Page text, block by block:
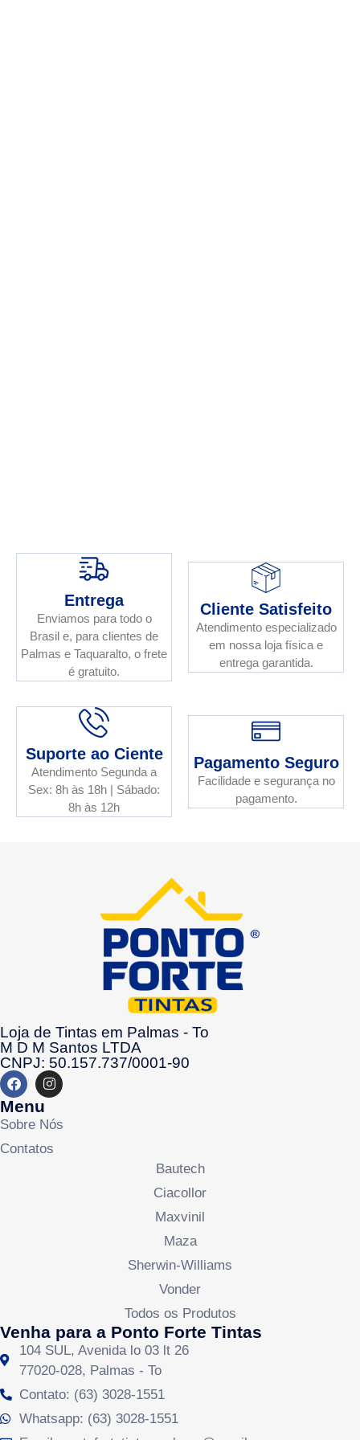
Entrega
Enviamos para todo o
Brasil e, para clientes de
Palmas e Taquaralto, o frete
é gratuito.
Cliente Satisfeito
Atendimento especializado
em nossa loja física e
entrega garantida.
Suporte ao Ciente
Atendimento Segunda a
Sex: 8h às 18h | Sábado:
8h às 12h
Pagamento Seguro
Facilidade e segurança no
pagamento.
Loja de Tintas em Palmas - To
M D M Santos LTDA
CNPJ: 50.157.737/0001-90
Menu
Sobre Nós
Contatos
Bautech
Ciacollor
Maxvinil
Maza
Sherwin-Williams
Vonder
Todos os Produtos
Venha para a Ponto Forte Tintas
104 SUL, Avenida lo 03 lt 26
77020-028, Palmas - To
Contato: (63) 3028-1551
Whatsapp: (63) 3028-1551